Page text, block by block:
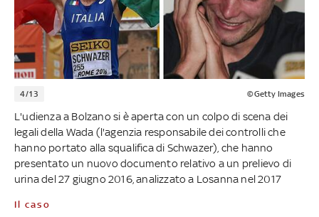
4/13 ©Getty Images
L'udienza a Bolzano si è aperta con un colpo di scena dei
legali della Wada (l'agenzia responsabile dei controlli che
hanno portato alla squalifica di Schwazer), che hanno
presentato un nuovo documento relativo a un prelievo di
urina del 27 giugno 2016, analizzato a Losanna nel 2017
Il caso